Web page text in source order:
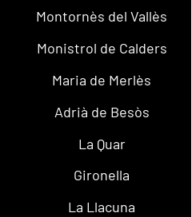
Montornès del Vallès
Monistrol de Calders
Maria de Merlès
Adrià de Besòs
La Quar
Gironella
La Llacuna